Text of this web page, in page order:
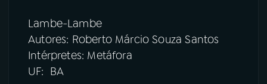
Lambe-Lambe
Autores: Roberto Márcio Souza Santos
Intérpretes: Metáfora
UF: BA